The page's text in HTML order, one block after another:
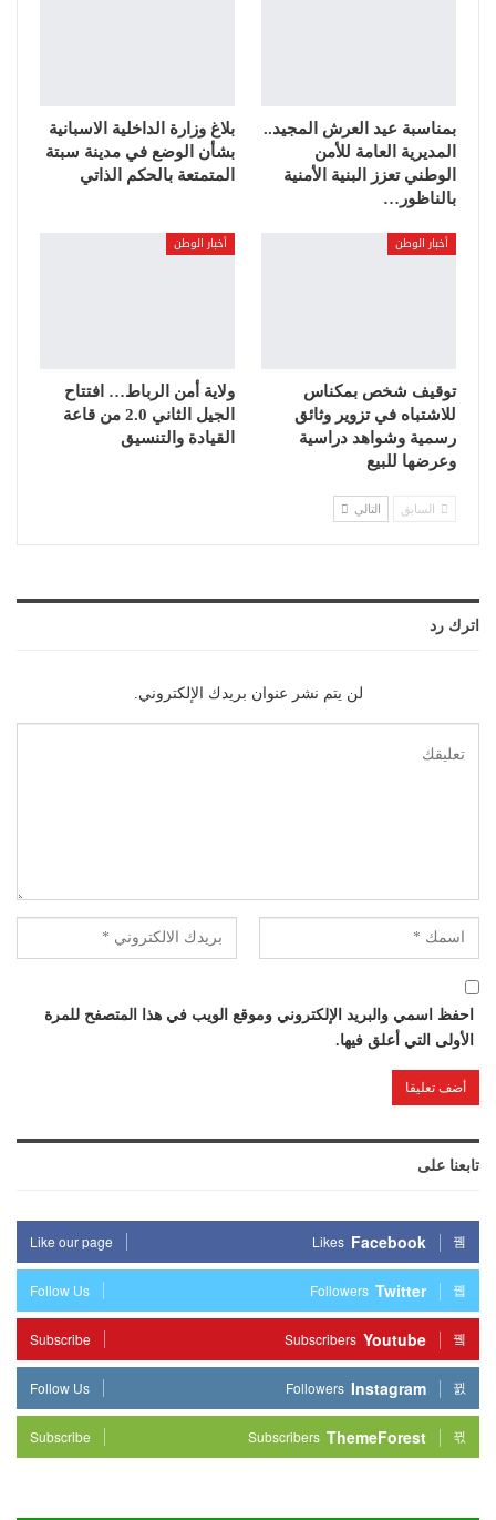
بمناسبة عيد العرش المجيد..
المديرية العامة للأمن
الوطني تعزز البنية الأمنية
بالناظور…
بلاغ وزارة الداخلية الاسبانية
بشأن الوضع في مدينة سبتة
المتمتعة بالحكم الذاتي
أخبار الوطن
توقيف شخص بمكناس
للاشتباه في تزوير وثائق
رسمية وشواهد دراسية
وعرضها للبيع
أخبار الوطن
ولاية أمن الرباط… افتتاح
الجيل الثاني 2.0 من قاعة
القيادة والتنسيق
السابق التالي
اترك رد
لن يتم نشر عنوان بريدك الإلكتروني.
احفظ اسمي والبريد الإلكتروني وموقع الويب في هذا المتصفح للمرة
الأولى التي أعلق فيها.
تابعنا على
Facebook
Likes
Like our page
Twitter
Followers
Follow Us
Youtube
Subscribers
Subscribe
Instagram
Followers
Follow Us
ThemeForest
Subscribers
Subscribe